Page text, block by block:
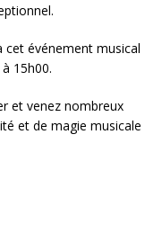
événement musical
15h00.
et venez nombreux
et de magie musicale